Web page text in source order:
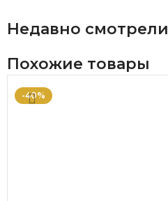
Недавно смотрели
Похожие товары
-40%